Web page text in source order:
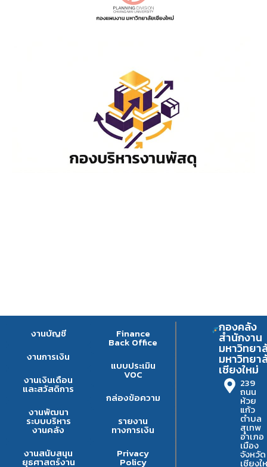
งานบัญชี
งานการเงิน
งานเงินเดือน
และสวัสดิการ
งานพัฒนา
ระบบบริหาร
งานคลัง
งานสนับสนุน
ยุธศาสตร์งาน
Finance
Back Office
แบบประเมิน
VOC
กล่องข้อความ
รายงาน
ทางการเงิน
Privacy
Policy
กองคลัง
สำนักงาน
มหาวิทยา
มหาวิทยา
เชียงใหม่
239
ถนน
ห้วย
แก้ว
ตำบล
สุเทพ
อำเภอ
เมือง
จังหวัด
เชียงใ